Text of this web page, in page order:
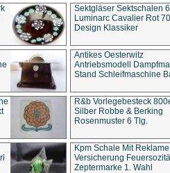
Sektgläser Sektschalen
Luminarc Cavalier Rot
Design Klassiker
Antikes Oesterwitz
Antriebsmodell
Stand Schleifmaschine
R&b Vorlegebesteck
Silber Robbe & Berking
Rosenmuster 6 Tlg.
Kpm Schale Mit Reklame
Versicherung
Zeptermarke 1. Wahl